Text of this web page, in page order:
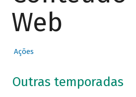
Web
Ações
Outras temporadas